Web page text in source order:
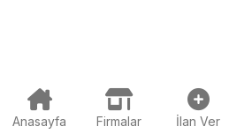
Anasayfa Firmalar İlan Ver